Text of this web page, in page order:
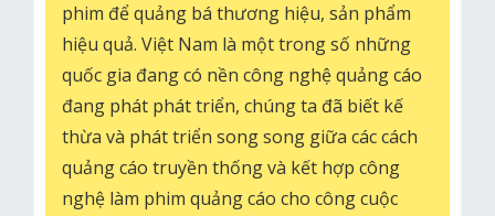
phim để quảng bá thương hiệu, sản phẩm
hiệu quả. Việt Nam là một trong số những
quốc gia đang có nền công nghệ quảng cáo
đang phát phát triển, chúng ta đã biết kế
thừa và phát triển song song giữa các cách
quảng cáo truyền thống và kết hợp công
nghệ làm phim quảng cáo cho công cuộc